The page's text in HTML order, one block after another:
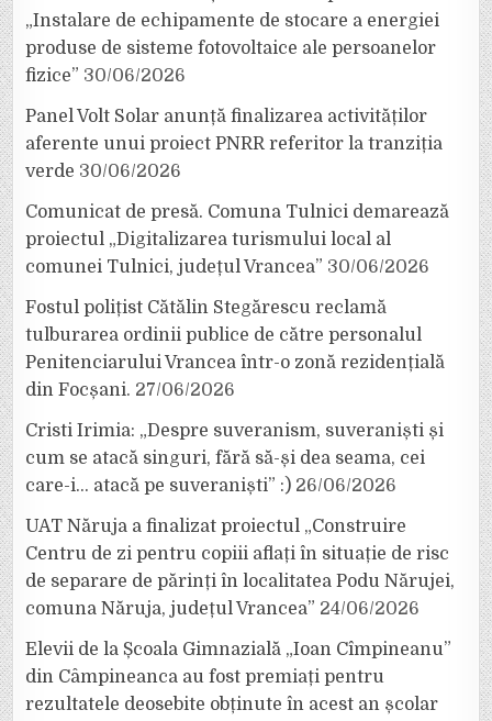
„Instalare de echipamente de stocare a energiei
produse de sisteme fotovoltaice ale persoanelor
fizice” 30/06/2026
Panel Volt Solar anunță finalizarea activităților
aferente unui proiect PNRR referitor la tranziția
verde 30/06/2026
Comunicat de presă. Comuna Tulnici demarează
proiectul „Digitalizarea turismului local al
comunei Tulnici, județul Vrancea” 30/06/2026
Fostul polițist Cătălin Stegărescu reclamă
tulburarea ordinii publice de către personalul
Penitenciarului Vrancea într-o zonă rezidențială
din Focșani. 27/06/2026
Cristi Irimia: „Despre suveranism, suveraniști și
cum se atacă singuri, fără să-și dea seama, cei
care-i… atacă pe suveraniști” :) 26/06/2026
UAT Năruja a finalizat proiectul „Construire
Centru de zi pentru copiii aflați în situație de risc
de separare de părinți în localitatea Podu Nărujei,
comuna Năruja, județul Vrancea” 24/06/2026
Elevii de la Școala Gimnazială „Ioan Cîmpineanu”
din Câmpineanca au fost premiați pentru
rezultatele deosebite obținute în acest an școlar